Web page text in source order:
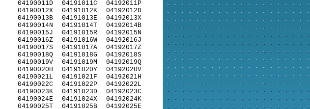
04190011D
04190012X
04190013B
04190014N
04190015J
04190016Z
04190017S
04190018Q
04190019V
04190020H
04190021L
04190022C
04190023K
04190024E
04190025T
04191011C
04191012K
04191013E
04191014T
04191015R
04191016W
04191017A
04191018G
04191019M
04191020Y
04191021F
04191022P
04191023D
04191024X
04191025B
04192011P
04192012D
04192013X
04192014B
04192015N
04192016J
04192017Z
04192018S
04192019Q
04192020V
04192021H
04192022L
04192023C
04192024K
04192025E